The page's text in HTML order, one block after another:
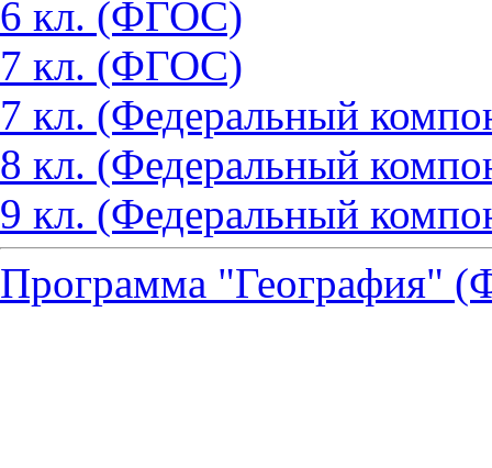
6 кл. (ФГОС)
7 кл. (ФГОС)
7 кл. (Федеральный
8 кл. (Федеральный
9 кл. (Федеральный
Программа "География"